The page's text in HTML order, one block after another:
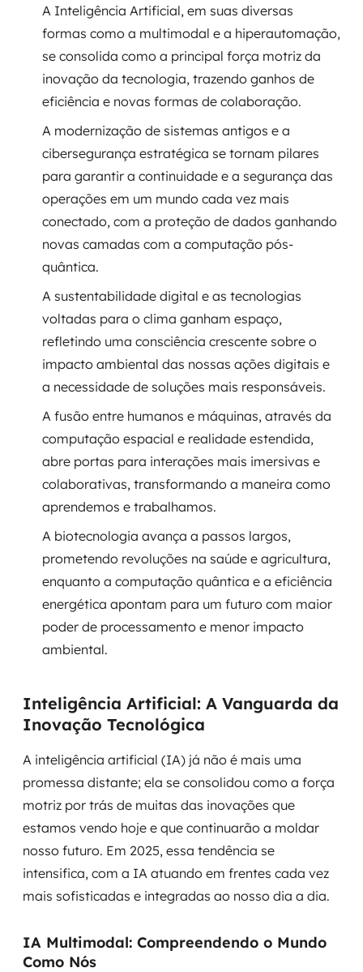
Migração para Cloud
Transformação digital
UX / UI design
Sustentar operações com eficiência
Sustentação de aplicações
SRE / DevOps
Monitoramento 24x7
Suporte a banco de dados
FinOps
Billing Cloud
Escalar com segurança
Pentest
DevSecOps
MSS
Consultoria de segurança
Simulação de Phishing
A Inteligência Artificial, em suas diversas
formas como a multimodal e a hiperautomação,
se consolida como a principal força motriz da
inovação da tecnologia, trazendo ganhos de
eficiência e novas formas de colaboração.
A modernização de sistemas antigos e a
cibersegurança estratégica se tornam pilares
para garantir a continuidade e a segurança das
operações em um mundo cada vez mais
conectado, com a proteção de dados ganhando
novas camadas com a computação pós-
quântica.
A sustentabilidade digital e as tecnologias
voltadas para o clima ganham espaço,
refletindo uma consciência crescente sobre o
impacto ambiental das nossas ações digitais e
a necessidade de soluções mais responsáveis.
A fusão entre humanos e máquinas, através da
computação espacial e realidade estendida,
abre portas para interações mais imersivas e
colaborativas, transformando a maneira como
aprendemos e trabalhamos.
A biotecnologia avança a passos largos,
prometendo revoluções na saúde e agricultura,
enquanto a computação quântica e a eficiência
energética apontam para um futuro com maior
poder de processamento e menor impacto
ambiental.
Inteligência Artificial: A Vanguarda da
Inovação Tecnológica
A inteligência artificial (IA) já não é mais uma
promessa distante; ela se consolidou como a força
motriz por trás de muitas das inovações que
estamos vendo hoje e que continuarão a moldar
nosso futuro. Em 2025, essa tendência se
intensifica, com a IA atuando em frentes cada vez
mais sofisticadas e integradas ao nosso dia a dia.
IA Multimodal: Compreendendo o Mundo
Como Nós